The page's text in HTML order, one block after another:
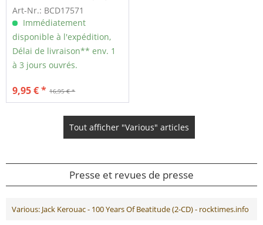
Art-Nr.: BCD17571
Immédiatement
disponible à l'expédition,
Délai de livraison** env. 1
à 3 jours ouvrés.
16,95 € *
9,95 € *
Tout afficher "Various" articles
Presse et revues de presse
Various: Jack Kerouac - 100 Years Of Beatitude (2-CD) - rocktimes.info